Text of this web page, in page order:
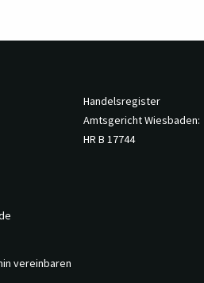
Handelsregister
Amtsgericht Wiesbaden:
HR B 17744
vereinbaren